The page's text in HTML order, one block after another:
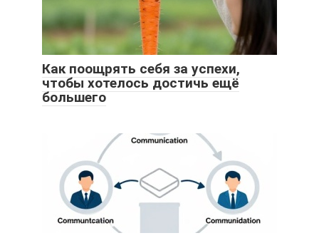
Как поощрять себя за успехи,
чтобы хотелось достичь ещё
большего